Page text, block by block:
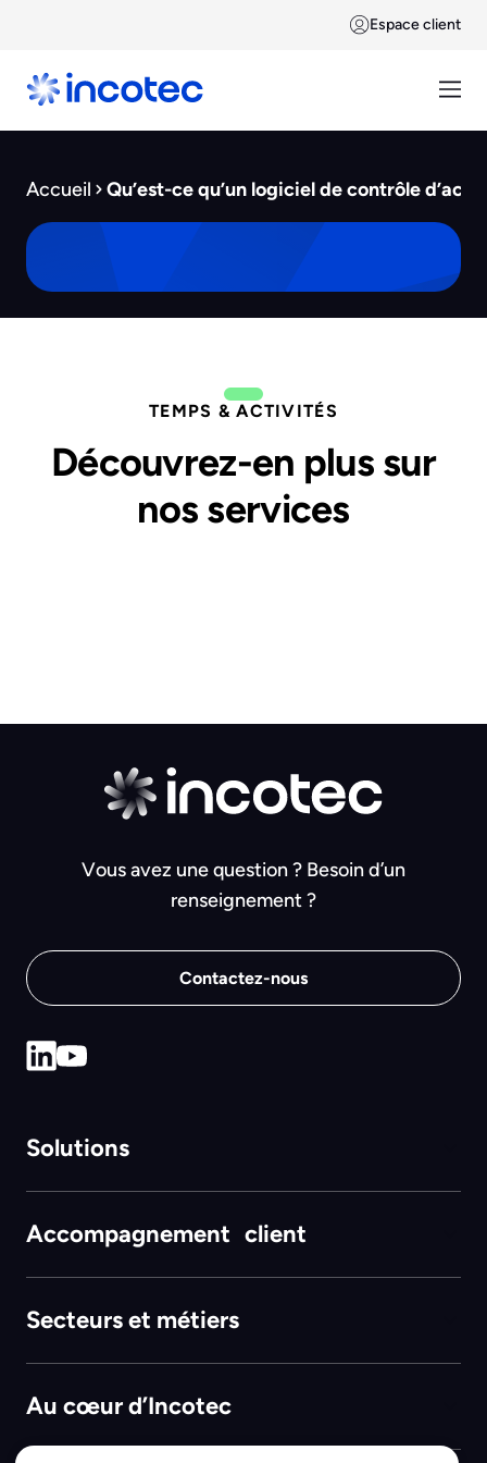
Espace client
Accueil Qu’est-ce qu’un logiciel de contrôle
TEMPS & ACTIVITÉS
Découvrez-en plus sur
nos services
Vous avez une question ? Besoin d’un
renseignement ?
Contactez-nous
Solutions
Accompagnement client
Secteurs et métiers
Au cœur d’Incotec